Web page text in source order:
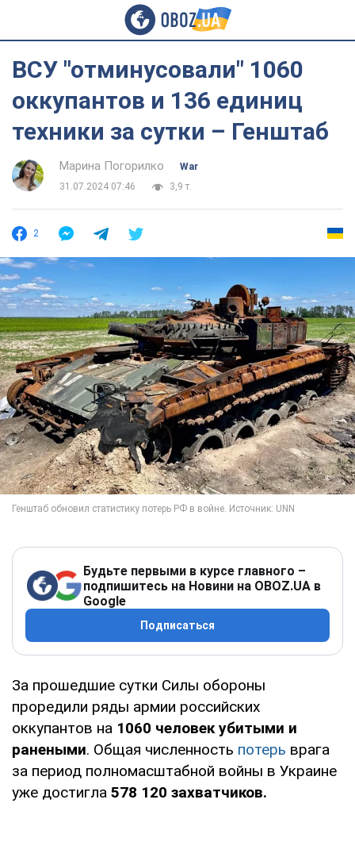
ВСУ "отминусовали" 1060
оккупантов и 136 единиц
техники за сутки – Генштаб
Марина Погорилко
War
31.07.2024 07:46
3,9 т.
2
Будьте первыми в курсе главного –
подпишитесь на Новини на OBOZ.UA в
Google
Подписаться
За прошедшие сутки Силы обороны
проредили ряды армии российских
оккупантов на 1060 человек убитыми и
ранеными. Общая численность потерь врага
за период полномасштабной войны в Украине
уже достигла 578 120 захватчиков.